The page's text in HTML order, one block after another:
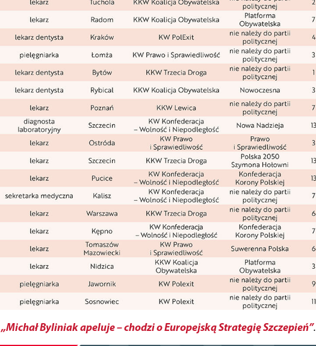
„Michał Byliniak apeluje – chodzi o Europejską Strategię Szczepień”.